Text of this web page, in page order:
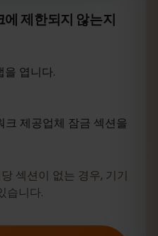
제한되지 않는지
엽니다.
제공업체 잠금 섹션을
섹션이 없는 경우, 기기
습니다.